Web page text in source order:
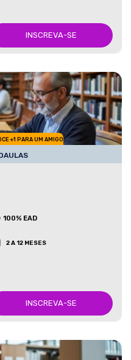
INSCREVA-SE
+1 PARA UM AMIGO
100% EAD
2 A 12 MESES
INSCREVA-SE